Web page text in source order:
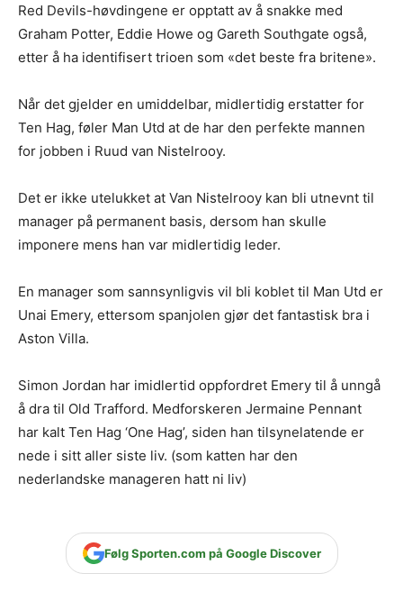
Red Devils-høvdingene er opptatt av å snakke med
Graham Potter, Eddie Howe og Gareth Southgate også,
etter å ha identifisert trioen som «det beste fra britene».
Når det gjelder en umiddelbar, midlertidig erstatter for
Ten Hag, føler Man Utd at de har den perfekte mannen
for jobben i Ruud van Nistelrooy.
Det er ikke utelukket at Van Nistelrooy kan bli utnevnt til
manager på permanent basis, dersom han skulle
imponere mens han var midlertidig leder.
En manager som sannsynligvis vil bli koblet til Man Utd er
Unai Emery, ettersom spanjolen gjør det fantastisk bra i
Aston Villa.
Simon Jordan har imidlertid oppfordret Emery til å unngå
å dra til Old Trafford. Medforskeren Jermaine Pennant
har kalt Ten Hag ‘One Hag’, siden han tilsynelatende er
nede i sitt aller siste liv. (som katten har den
nederlandske manageren hatt ni liv)
Følg Sporten.com på Google Discover